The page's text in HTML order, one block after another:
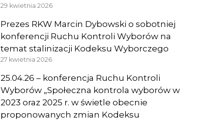
29 kwietnia 2026
Prezes RKW Marcin Dybowski o sobotniej
konferencji Ruchu Kontroli Wyborów na
temat stalinizacji Kodeksu Wyborczego
27 kwietnia 2026
25.04.26 – konferencja Ruchu Kontroli
Wyborów „Społeczna kontrola wyborów w
2023 oraz 2025 r. w świetle obecnie
proponowanych zmian Kodeksu